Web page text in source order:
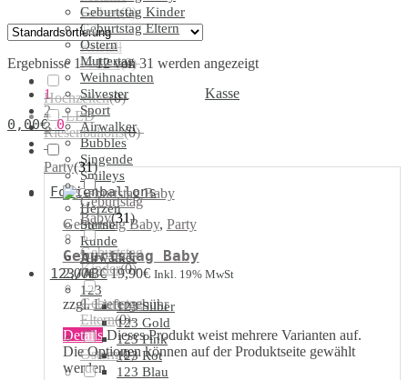
Kasse
0,00€ 0
Geburtstag Kinder
Geburtstag Eltern
Ostern
Muttertag
Weihnachten
Silvester
Sport
Airwalker
Bubbles
Singende
Smileys
Folienballons
Herzen
Sterne
Runde
Airwalker
123/ABC
123
123 Silber
123 Gold
123 Pink
123 Rot
123 Blau
Ergebnisse 1 – 12 von 31 werden angezeigt
1
2
3
→
Geburtstag Baby, Party
Geburtstag Baby
2,00€–19,90€ Inkl. 19% MwSt
zzgl.Liefergebühr
Details Dieses Produkt weist mehrere Varianten auf.
Die Optionen können auf der Produktseite gewählt
werden
Farben(0)
Kristall
Farben(0)
Hochzeiten(0)
LED
Riesenballons(0)
Party(31)
Geburtstag
Baby(31)
Geburtstag
Kinder(0)
Geburtstag
Eltern(0)
Ostern(0)